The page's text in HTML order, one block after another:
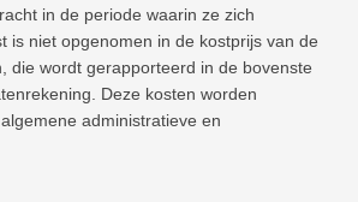
in de periode waarin ze zich
is niet opgenomen in de kostprijs van de
die wordt gerapporteerd in de bovenste
Deze kosten worden
administratieve en